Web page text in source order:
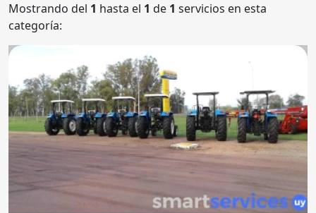
Mostrando del 1 hasta el 1 de 1 servicios en esta
categoría: